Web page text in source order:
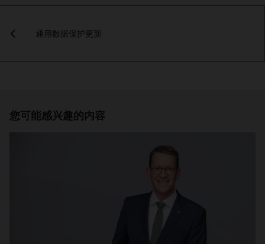
通用数据保护更新
您可能感兴趣的内容